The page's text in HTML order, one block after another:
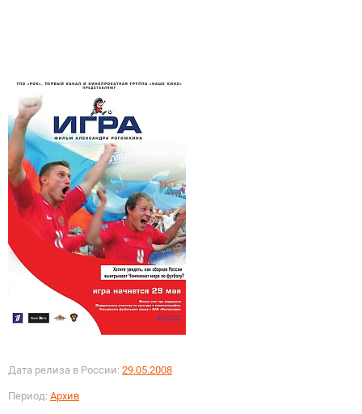
Дата релиза в России: 29.05.2008
Период: Архив